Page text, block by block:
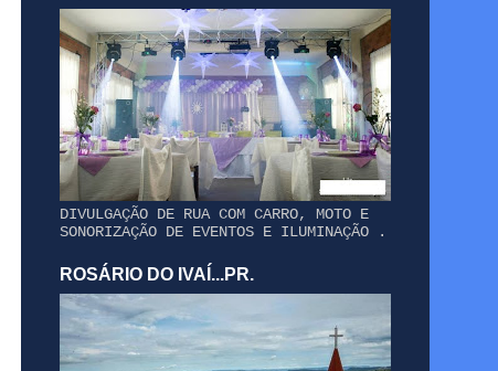
DIVULGAÇÃO DE RUA COM CARRO, MOTO E
SONORIZAÇÃO DE EVENTOS E ILUMINAÇÃO .
ROSÁRIO DO IVAÍ...PR.